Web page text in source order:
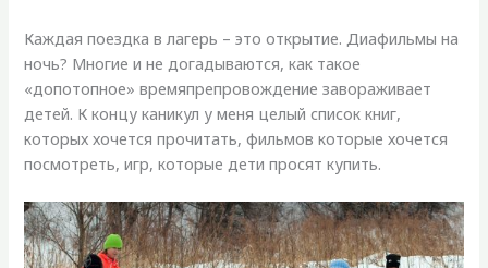
Каждая поездка в лагерь – это открытие. Диафильмы на
ночь? Многие и не догадываются, как такое
«допотопное» времяпрепровождение завораживает
детей. К концу каникул у меня целый список книг,
которых хочется прочитать, фильмов которые хочется
посмотреть, игр, которые дети просят купить.